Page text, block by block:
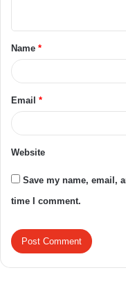
Name *
Email *
Website
Save my name, email,
time I comment.